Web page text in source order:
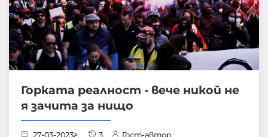
Горката реалност - вече никой не
я зачита за нищо
27-03-2023г. 3 Гост-автор